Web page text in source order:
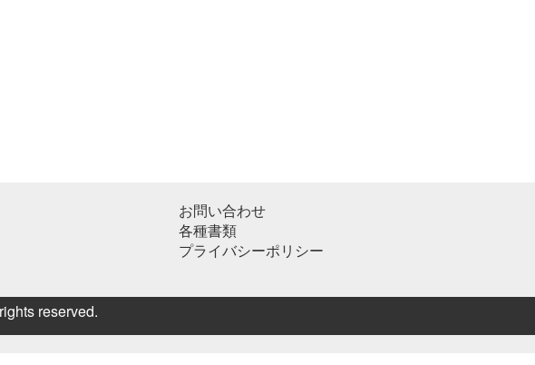
お問い合わせ
各種書類
プライバシーポリシー
reserved.